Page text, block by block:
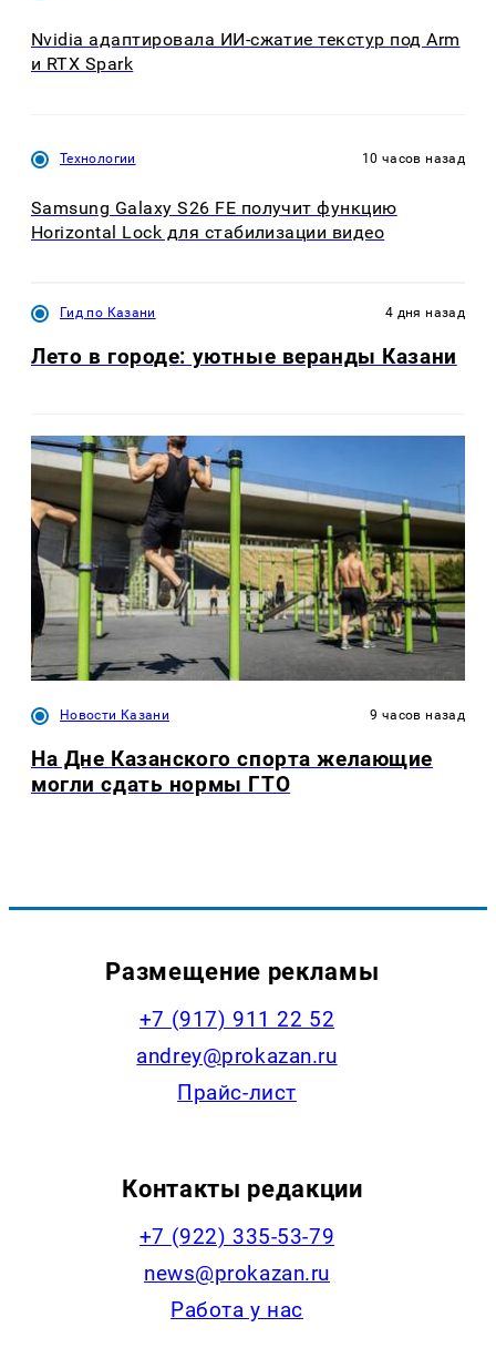
Nvidia адаптировала ИИ-сжатие текстур под Arm
и RTX Spark
Технологии 10 часов назад
Samsung Galaxy S26 FE получит функцию
Horizontal Lock для стабилизации видео
Гид по Казани 4 дня назад
Лето в городе: уютные веранды Казани
Новости Казани 9 часов назад
На Дне Казанского спорта желающие
могли сдать нормы ГТО
Размещение рекламы
+7 (917) 911 22 52
andrey@prokazan.ru
Прайс-лист
Контакты редакции
+7 (922) 335-53-79
news@prokazan.ru
Работа у нас